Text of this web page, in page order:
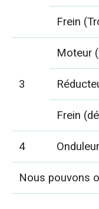
Frein
3
Moteur
Frein
4
Nous pouvons